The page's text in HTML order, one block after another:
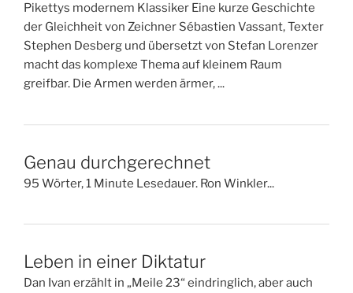
Pikettys modernem Klassiker Eine kurze Geschichte
der Gleichheit von Zeichner Sébastien Vassant, Texter
Stephen Desberg und übersetzt von Stefan Lorenzer
macht das komplexe Thema auf kleinem Raum
greifbar. Die Armen werden ärmer, ...
Genau durchgerechnet
95 Wörter, 1 Minute Lesedauer. Ron Winkler...
Leben in einer Diktatur
Dan Ivan erzählt in „Meile 23“ eindringlich, aber auch